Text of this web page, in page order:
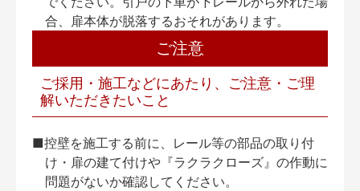
合、扉本体が脱落するおそれがあります。
ご注意
ご採用・施工などにあたり、ご注意・ご理
解いただきたいこと
■控壁を施工する前に、レール等の部品の取り付
け・扉の建て付けや『ラクラクローズ』の作動に
問題がないか確認してください。